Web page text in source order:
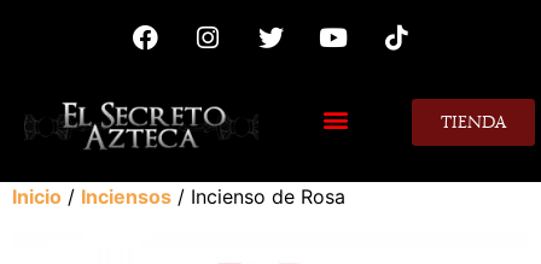
TIENDA
Inicio / Inciensos / Incienso de Rosa